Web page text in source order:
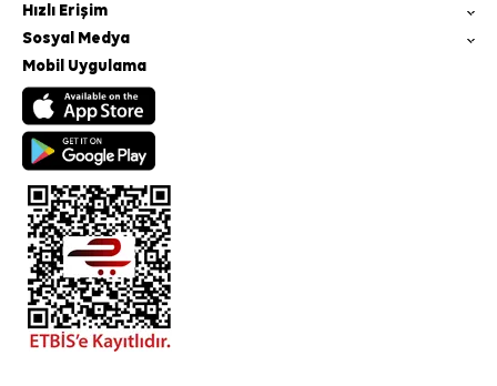
Hızlı Erişim
Sosyal Medya
Mobil Uygulama